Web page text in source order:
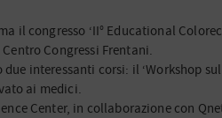
il congresso ‘II° Educational
Congressi Frentani.
interessanti corsi: il ‘Workshop
ai medici.
Center, in collaborazione con